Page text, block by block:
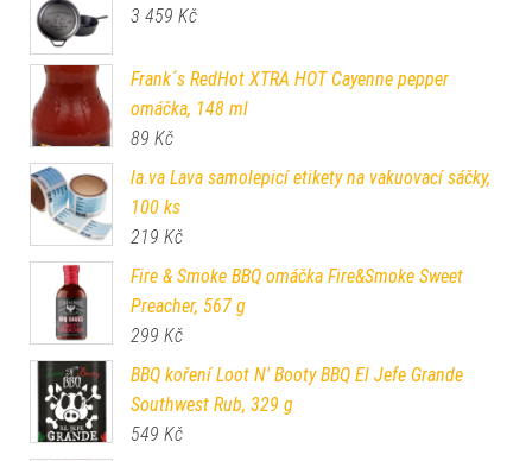
3 459 Kč
Frank´s RedHot XTRA HOT Cayenne pepper
omáčka, 148 ml
89 Kč
la.va Lava samolepicí etikety na vakuovací sáčky,
100 ks
219 Kč
Fire & Smoke BBQ omáčka Fire&Smoke Sweet
Preacher, 567 g
299 Kč
BBQ koření Loot N' Booty BBQ El Jefe Grande
Southwest Rub, 329 g
549 Kč